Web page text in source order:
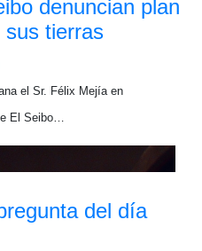
denuncian plan
sus tierras
el Sr. Félix Mejía en
El Seibo…
del día